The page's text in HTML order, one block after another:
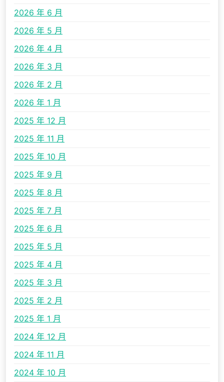
2026 年 6 月
2026 年 5 月
2026 年 4 月
2026 年 3 月
2026 年 2 月
2026 年 1 月
2025 年 12 月
2025 年 11 月
2025 年 10 月
2025 年 9 月
2025 年 8 月
2025 年 7 月
2025 年 6 月
2025 年 5 月
2025 年 4 月
2025 年 3 月
2025 年 2 月
2025 年 1 月
2024 年 12 月
2024 年 11 月
2024 年 10 月